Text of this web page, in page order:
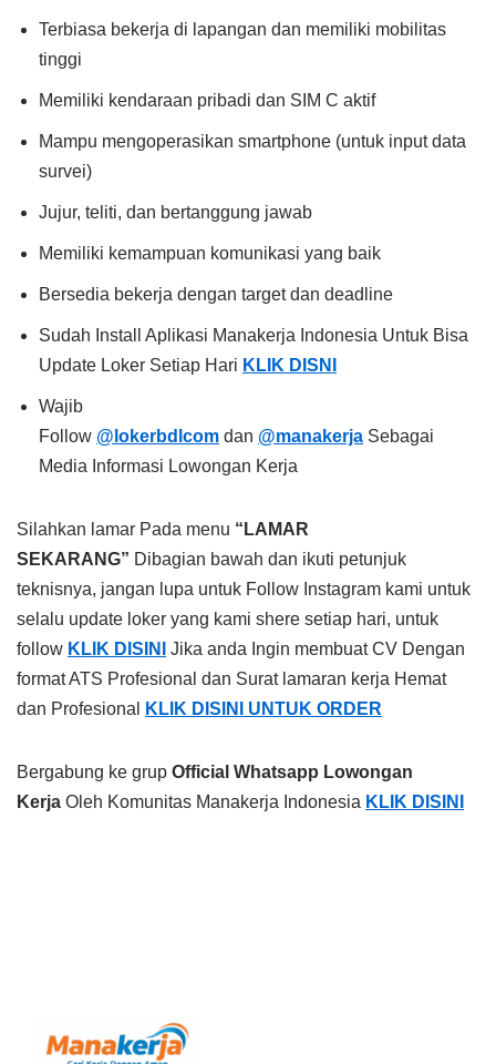
Terbiasa bekerja di lapangan dan memiliki mobilitas
tinggi
Memiliki kendaraan pribadi dan SIM C aktif
Mampu mengoperasikan smartphone (untuk input data
survei)
Jujur, teliti, dan bertanggung jawab
Memiliki kemampuan komunikasi yang baik
Bersedia bekerja dengan target dan deadline
Sudah Install Aplikasi Manakerja Indonesia Untuk Bisa
Update Loker Setiap Hari KLIK DISNI
Wajib
Follow @lokerbdlcom dan @manakerja Sebagai
Media Informasi Lowongan Kerja
Silahkan lamar Pada menu “LAMAR
SEKARANG” Dibagian bawah dan ikuti petunjuk
teknisnya, jangan lupa untuk Follow Instagram kami untuk
selalu update loker yang kami shere setiap hari, untuk
follow KLIK DISINI
Jika anda Ingin membuat CV Dengan
format ATS Profesional dan Surat lamaran kerja Hemat
dan Profesional
KLIK DISINI UNTUK ORDER
Bergabung ke grup Official Whatsapp Lowongan
Kerja Oleh Komunitas Manakerja Indonesia KLIK DISINI